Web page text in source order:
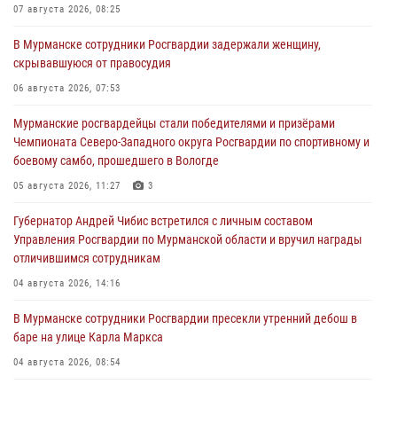
07 августа 2026, 08:25
В Мурманске сотрудники Росгвардии задержали женщину,
скрывавшуюся от правосудия
06 августа 2026, 07:53
Мурманские росгвардейцы стали победителями и призёрами
Чемпионата Северо-Западного округа Росгвардии по спортивному и
боевому самбо, прошедшего в Вологде
05 августа 2026, 11:27 3
Губернатор Андрей Чибис встретился с личным составом
Управления Росгвардии по Мурманской области и вручил награды
отличившимся сотрудникам
04 августа 2026, 14:16
В Мурманске сотрудники Росгвардии пресекли утренний дебош в
баре на улице Карла Маркса
04 августа 2026, 08:54